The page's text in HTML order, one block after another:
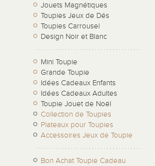
Jouets Magnétiques
Toupies Jeux de Dés
Toupies Carrousel
Design Noir et Blanc
Mini Toupie
Grande Toupie
Idées Cadeaux Enfants
Idées Cadeaux Adultes
Toupie Jouet de Noël
Collection de Toupies
Plateaux pour Toupies
Accessoires Jeux de Toupie
Bon Achat Toupie Cadeau